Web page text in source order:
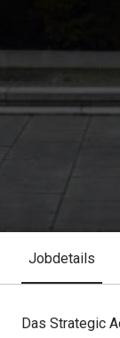
Jobdetails
Das Strategic